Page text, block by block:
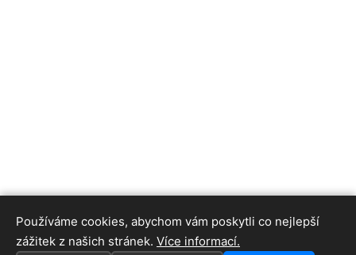
Používáme cookies, abychom vám poskytli co nejlepší
zážitek z našich stránek. Více informací.